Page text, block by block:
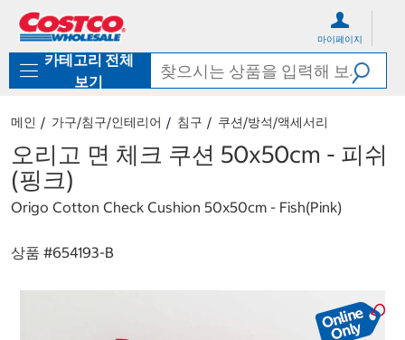
로
기
가
마이페이지
카테고리 전체
보기
메인 가구/침구/인테리어 침구 쿠션/방석/액세서리
오리고 면 체크 쿠션 50x50cm - 피쉬
(핑크)
Origo Cotton Check Cushion 50x50cm - Fish(Pink)
상품 #654193-B